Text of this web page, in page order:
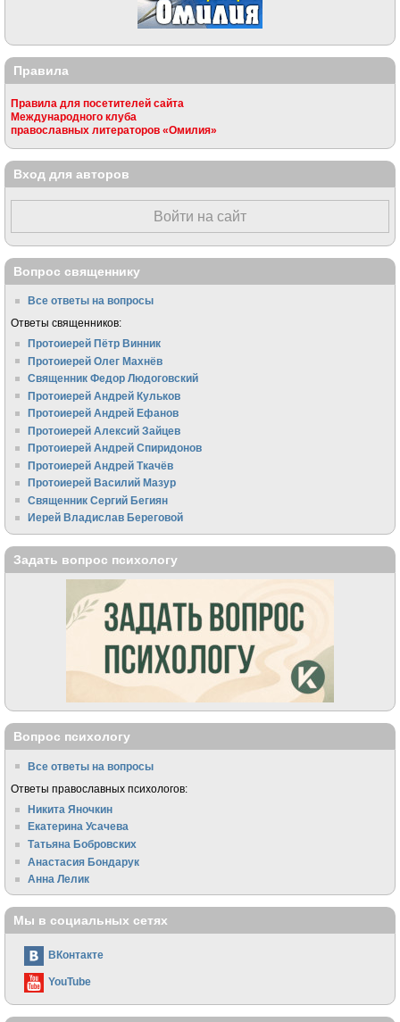
Правила
Правила для посетителей сайта
Международного клуба
православных литераторов «Омилия»
Вход для авторов
Войти на сайт
Вопрос священнику
Все ответы на вопросы
Ответы священников:
Протоиерей Пётр Винник
Протоиерей Олег Махнёв
Священник Федор Людоговский
Протоиерей Андрей Кульков
Протоиерей Андрей Ефанов
Протоиерей Алексий Зайцев
Протоиерей Андрей Спиридонов
Протоиерей Андрей Ткачёв
Протоиерей Василий Мазур
Священник Сергий Бегиян
Иерей Владислав Береговой
Задать вопрос психологу
Вопрос психологу
Все ответы на вопросы
Ответы православных психологов:
Никита Яночкин
Екатерина Усачева
Татьяна Бобровских
Анастасия Бондарук
Анна Лелик
Мы в социальных сетях
ВКонтакте
YouTube